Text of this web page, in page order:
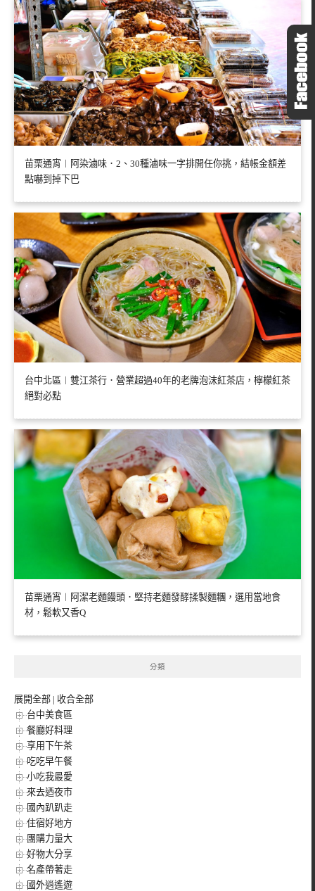
苗栗通宵︱阿染滷味．2、30種滷味一字排開任你挑，結帳金額差
點嚇到掉下巴
台中北區︱雙江茶行．營業超過40年的老牌泡沫紅茶店，檸檬紅茶
絕對必點
苗栗通宵︱阿潔老麵饅頭．堅持老麵發酵揉製麵糰，選用當地食
材，鬆軟又香Q
分類
展開全部 | 收合全部
台中美食區
餐廳好料理
享用下午茶
吃吃早午餐
小吃我最愛
來去迺夜市
國內趴趴走
住宿好地方
團購力量大
好物大分享
名產帶著走
國外逍遙遊